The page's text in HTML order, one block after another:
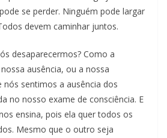
se perder. Ninguém pode largar
devem caminhar juntos.
desaparecermos? Como a
ausência, ou a nossa
nós sentimos a ausência dos
no nosso exame de consciência. E
ensina, pois ela quer todos os
Mesmo que o outro seja